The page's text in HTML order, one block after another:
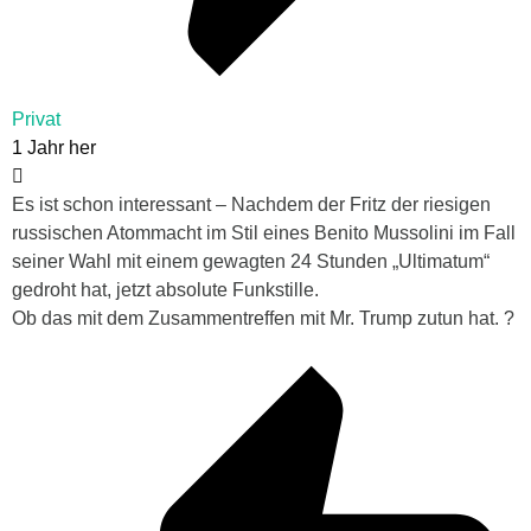
Privat
1 Jahr her
Es ist schon interessant – Nachdem der Fritz der riesigen
russischen Atommacht im Stil eines Benito Mussolini im Fall
seiner Wahl mit einem gewagten 24 Stunden „Ultimatum“
gedroht hat, jetzt absolute Funkstille.
Ob das mit dem Zusammentreffen mit Mr. Trump zutun hat. ?